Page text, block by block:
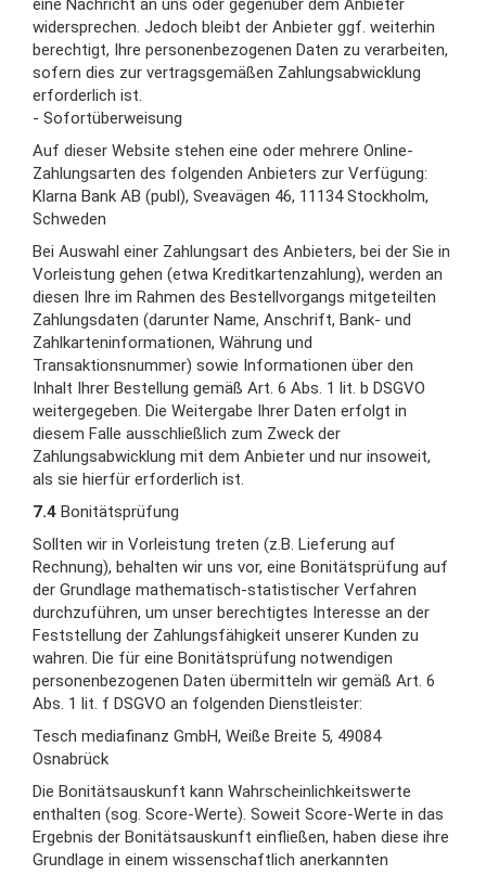
eine Nachricht an uns oder gegenüber dem Anbieter
widersprechen. Jedoch bleibt der Anbieter ggf. weiterhin
berechtigt, Ihre personenbezogenen Daten zu verarbeiten,
sofern dies zur vertragsgemäßen Zahlungsabwicklung
erforderlich ist.
- Sofortüberweisung
Auf dieser Website stehen eine oder mehrere Online-
Zahlungsarten des folgenden Anbieters zur Verfügung:
Klarna Bank AB (publ), Sveavägen 46, 11134 Stockholm,
Schweden
Bei Auswahl einer Zahlungsart des Anbieters, bei der Sie in
Vorleistung gehen (etwa Kreditkartenzahlung), werden an
diesen Ihre im Rahmen des Bestellvorgangs mitgeteilten
Zahlungsdaten (darunter Name, Anschrift, Bank- und
Zahlkarteninformationen, Währung und
Transaktionsnummer) sowie Informationen über den
Inhalt Ihrer Bestellung gemäß Art. 6 Abs. 1 lit. b DSGVO
weitergegeben. Die Weitergabe Ihrer Daten erfolgt in
diesem Falle ausschließlich zum Zweck der
Zahlungsabwicklung mit dem Anbieter und nur insoweit,
als sie hierfür erforderlich ist.
7.4 Bonitätsprüfung
Sollten wir in Vorleistung treten (z.B. Lieferung auf
Rechnung), behalten wir uns vor, eine Bonitätsprüfung auf
der Grundlage mathematisch-statistischer Verfahren
durchzuführen, um unser berechtigtes Interesse an der
Feststellung der Zahlungsfähigkeit unserer Kunden zu
wahren. Die für eine Bonitätsprüfung notwendigen
personenbezogenen Daten übermitteln wir gemäß Art. 6
Abs. 1 lit. f DSGVO an folgenden Dienstleister:
Tesch mediafinanz GmbH, Weiße Breite 5, 49084
Osnabrück
Die Bonitätsauskunft kann Wahrscheinlichkeitswerte
enthalten (sog. Score-Werte). Soweit Score-Werte in das
Ergebnis der Bonitätsauskunft einfließen, haben diese ihre
Grundlage in einem wissenschaftlich anerkannten